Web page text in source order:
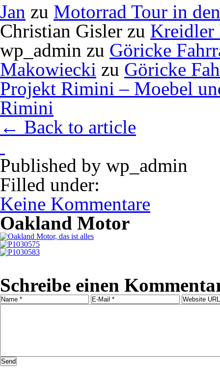
Jan zu Motorrad Tour in
Christian Gisler zu Kreidler
wp_admin zu Göricke
Makowiecki zu Göricke
Projekt Rimini – Moebel
Rimini
← Back to article
Published by wp_admin
Filled under:
Keine Kommentare
Oakland Motor
Schreibe einen